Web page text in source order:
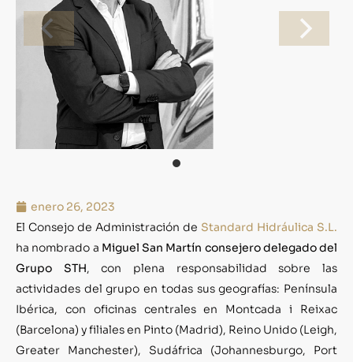
enero 26, 2023
El Consejo de Administración de Standard Hidráulica S.L.
ha nombrado a Miguel San Martín consejero delegado del
Grupo STH, con plena responsabilidad sobre las
actividades del grupo en todas sus geografías: Península
Ibérica, con oficinas centrales en Montcada i Reixac
(Barcelona) y filiales en Pinto (Madrid), Reino Unido (Leigh,
Greater Manchester), Sudáfrica (Johannesburgo, Port